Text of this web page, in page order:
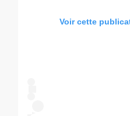
Voir cette